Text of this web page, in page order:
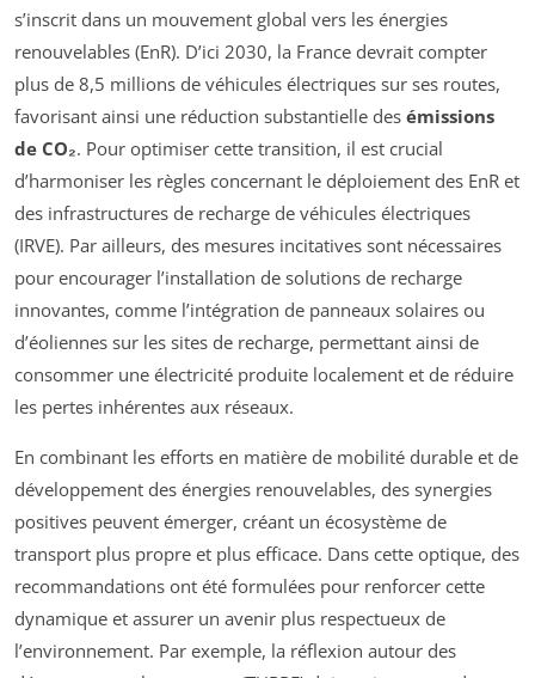
s’inscrit dans un mouvement global vers les énergies
renouvelables (EnR). D’ici 2030, la France devrait compter
plus de 8,5 millions de véhicules électriques sur ses routes,
favorisant ainsi une réduction substantielle des émissions
de CO₂. Pour optimiser cette transition, il est crucial
d’harmoniser les règles concernant le déploiement des EnR et
des infrastructures de recharge de véhicules électriques
(IRVE). Par ailleurs, des mesures incitatives sont nécessaires
pour encourager l’installation de solutions de recharge
innovantes, comme l’intégration de panneaux solaires ou
d’éoliennes sur les sites de recharge, permettant ainsi de
consommer une électricité produite localement et de réduire
les pertes inhérentes aux réseaux.
En combinant les efforts en matière de mobilité durable et de
développement des énergies renouvelables, des synergies
positives peuvent émerger, créant un écosystème de
transport plus propre et plus efficace. Dans cette optique, des
recommandations ont été formulées pour renforcer cette
dynamique et assurer un avenir plus respectueux de
l’environnement. Par exemple, la réflexion autour des